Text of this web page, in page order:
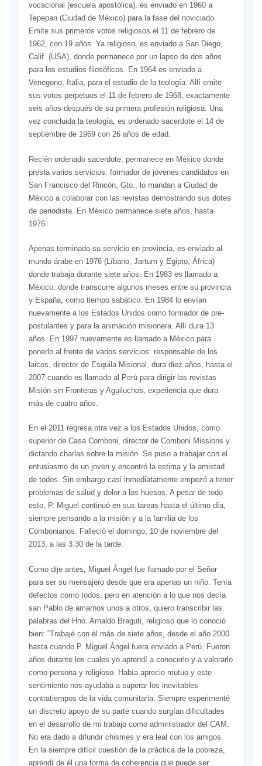
vocacional (escuela apostólica), es enviado en 1960 a
Tepepan (Ciudad de México) para la fase del noviciado.
Emite sus primeros votos religiosos el 11 de febrero de
1962, con 19 años. Ya religioso, es enviado a San Diego,
Calif. (USA), donde permanece por un lapso de dos años
para los estudios filosóficos. En 1964 es enviado a
Venegono, Italia, para el estudio de la teología. Allí emite
sus votos perpetuos el 11 de febrero de 1968, exactamente
seis años después de su primera profesión religiosa. Una
vez concluida la teología, es ordenado sacerdote el 14 de
septiembre de 1969 con 26 años de edad.
Recién ordenado sacerdote, permanece en México donde
presta varios servicios: formador de jóvenes candidatos en
San Francisco del Rincón, Gto., lo mandan a Ciudad de
México a colaborar con las revistas demostrando sus dotes
de periodista. En México permanece siete años, hasta
1976.
Apenas terminado su servicio en provincia, es enviado al
mundo árabe en 1976 (Líbano, Jartum y Egipto, África)
donde trabaja durante siete años. En 1983 es llamado a
México, donde transcurre algunos meses entre su provincia
y España, como tiempo sabático. En 1984 lo envían
nuevamente a los Estados Unidos como formador de pre-
postulantes y para la animación misionera. Allí dura 13
años. En 1997 nuevamente es llamado a México para
ponerlo al frente de varios servicios: responsable de los
laicos, director de Esquila Misional, dura diez años, hasta el
2007 cuando es llamado al Perú para dirigir las revistas
Misión sin Fronteras y Aguiluchos, experiencia que dura
más de cuatro años.
En el 2011 regresa otra vez a los Estados Unidos, como
superior de Casa Comboni, director de Comboni Missions y
dictando charlas sobre la misión. Se puso a trabajar con el
entusiasmo de un joven y encontró la estima y la amistad
de todos. Sin embargo casi inmediatamente empezó a tener
problemas de salud y dolor a los huesos. A pesar de todo
esto, P. Miguel continuó en sus tareas hasta el último día,
siempre pensando a la misión y a la familia de los
Combonianos. Falleció el domingo, 10 de noviembre del
2013, a las 3:30 de la tarde.
Como dije antes, Miguel Ángel fue llamado por el Señor
para ser su mensajero desde que era apenas un niño. Tenía
defectos como todos, pero en atención a lo que nos decía
san Pablo de amarnos unos a otros, quiero transcribir las
palabras del Hno. Arnaldo Braguti, religioso que lo conoció
bien: “Trabajé con él más de siete años, desde el año 2000
hasta cuando P. Miguel Ángel fuera enviado a Perú. Fueron
años durante los cuales yo aprendí a conocerlo y a valorarlo
como persona y religioso. Había aprecio mutuo y este
sentimiento nos ayudaba a superar los inevitables
contratiempos de la vida comunitaria. Siempre experimenté
un discreto apoyo de su parte cuando surgían dificultades
en el desarrollo de mi trabajo como administrador del CAM.
No era dado a difundir chismes y era leal con los amigos.
En la siempre difícil cuestión de la práctica de la pobreza,
aprendí de él una forma de coherencia que puede ser